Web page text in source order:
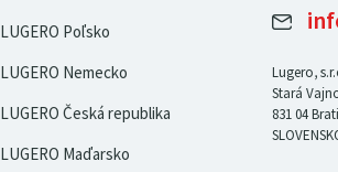
LUGERO Poľsko
LUGERO Nemecko
LUGERO Česká republika
LUGERO Maďarsko
Lugero,
Stará
831 04